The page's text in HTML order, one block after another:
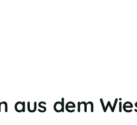
aus dem